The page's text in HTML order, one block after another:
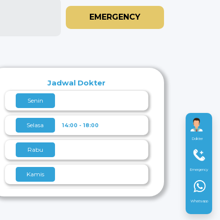
Dokter
Emergency
Whatsapp
EMERGENCY
Jadwal Dokter
Senin
Selasa 14:00 - 18:00
Rabu
Kamis
Jumat